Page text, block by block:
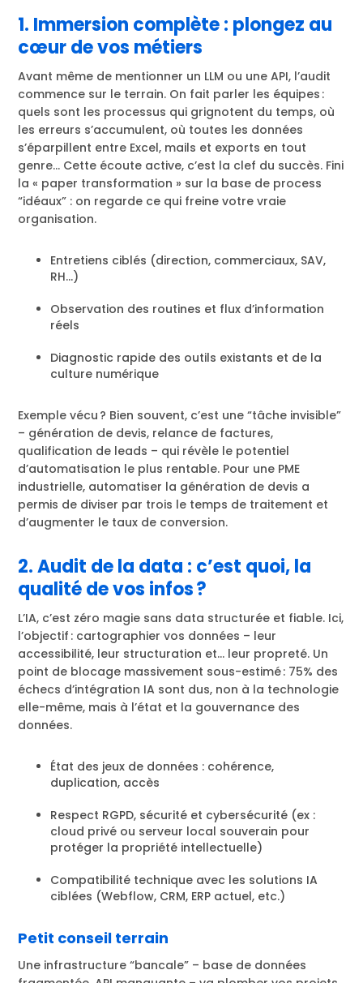
1. Immersion complète : plongez au
cœur de vos métiers
Avant même de mentionner un LLM ou une API, l’audit
commence sur le terrain. On fait parler les équipes :
quels sont les processus qui grignotent du temps, où
les erreurs s’accumulent, où toutes les données
s’éparpillent entre Excel, mails et exports en tout
genre… Cette écoute active, c’est la clef du succès. Fini
la « paper transformation » sur la base de process
“idéaux” : on regarde ce qui freine votre vraie
organisation.
Entretiens ciblés (direction, commerciaux, SAV,
RH…)
Observation des routines et flux d’information
réels
Diagnostic rapide des outils existants et de la
culture numérique
Exemple vécu ? Bien souvent, c’est une “tâche invisible”
– génération de devis, relance de factures,
qualification de leads – qui révèle le potentiel
d’automatisation le plus rentable. Pour une PME
industrielle, automatiser la génération de devis a
permis de diviser par trois le temps de traitement et
d’augmenter le taux de conversion.
2. Audit de la data : c’est quoi, la
qualité de vos infos ?
L’IA, c’est zéro magie sans data structurée et fiable. Ici,
l’objectif : cartographier vos données – leur
accessibilité, leur structuration et… leur propreté. Un
point de blocage massivement sous-estimé : 75% des
échecs d’intégration IA sont dus, non à la technologie
elle-même, mais à l’état et la gouvernance des
données.
État des jeux de données : cohérence,
duplication, accès
Respect RGPD, sécurité et cybersécurité (ex :
cloud privé ou serveur local souverain pour
protéger la propriété intellectuelle)
Compatibilité technique avec les solutions IA
ciblées (Webflow, CRM, ERP actuel, etc.)
Petit conseil terrain
Une infrastructure “bancale” – base de données